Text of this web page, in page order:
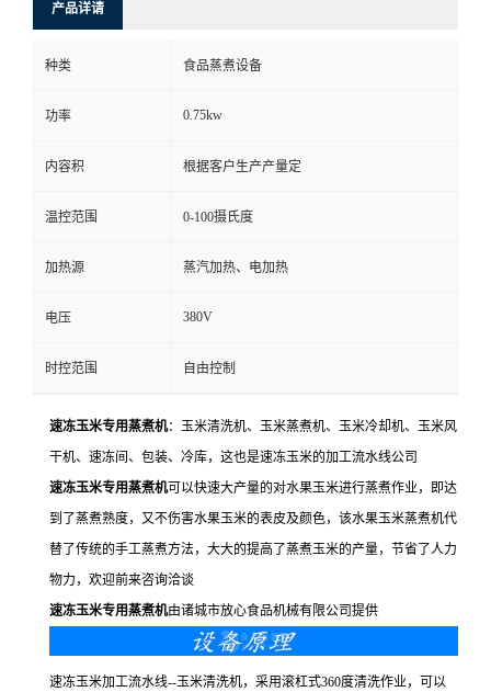
产品详请
种类 食品蒸煮设备
功率 0.75kw
内容积 根据客户生产产量定
温控范围 0-100摄氏度
加热源 蒸汽加热、电加热
电压 380V
时控范围 自由控制
速冻玉米专用蒸煮机：玉米清洗机、玉米蒸煮机、玉米冷却机、玉米风
干机、速冻间、包装、冷库，这也是速冻玉米的加工流水线公司
速冻玉米专用蒸煮机可以快速大产量的对水果玉米进行蒸煮作业，即达
到了蒸煮熟度，又不伤害水果玉米的表皮及颜色，该水果玉米蒸煮机代
替了传统的手工蒸煮方法，大大的提高了蒸煮玉米的产量，节省了人力
物力，欢迎前来咨询洽谈
速冻玉米专用蒸煮机由诸城市放心食品机械有限公司提供
速冻玉米加工流水线--玉米清洗机，采用滚杠式360度清洗作业，可以